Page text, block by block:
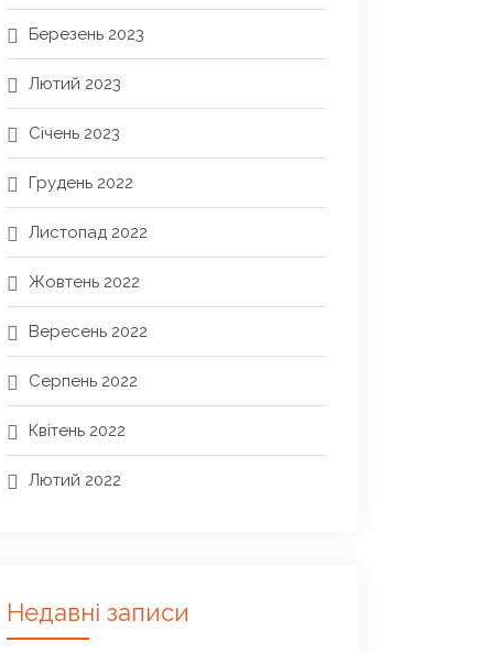
Березень 2023
Лютий 2023
Січень 2023
Грудень 2022
Листопад 2022
Жовтень 2022
Вересень 2022
Серпень 2022
Квітень 2022
Лютий 2022
Недавні записи